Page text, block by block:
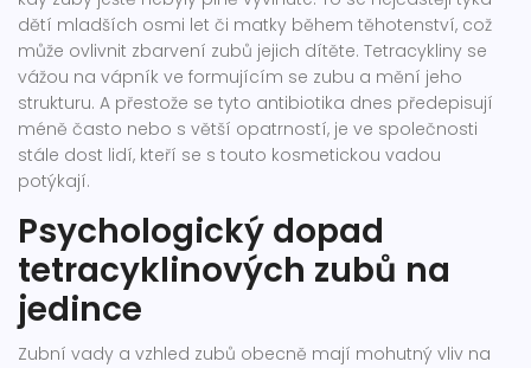
dětí mladších osmi let či matky během těhotenství, což
může ovlivnit zbarvení zubů jejich dítěte. Tetracykliny se
vážou na vápník ve formujícím se zubu a mění jeho
strukturu. A přestože se tyto antibiotika dnes předepisují
méně často nebo s větší opatrností, je ve společnosti
stále dost lidí, kteří se s touto kosmetickou vadou
potýkají.
Psychologický dopad
tetracyklinových zubů na
jedince
Zubní vady a vzhled zubů obecně mají mohutný vliv na